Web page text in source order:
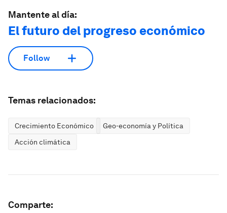
Mantente al día:
El futuro del progreso económico
Follow
Temas relacionados:
Crecimiento Económico
Geo-economía y Política
Acción climática
Comparte: